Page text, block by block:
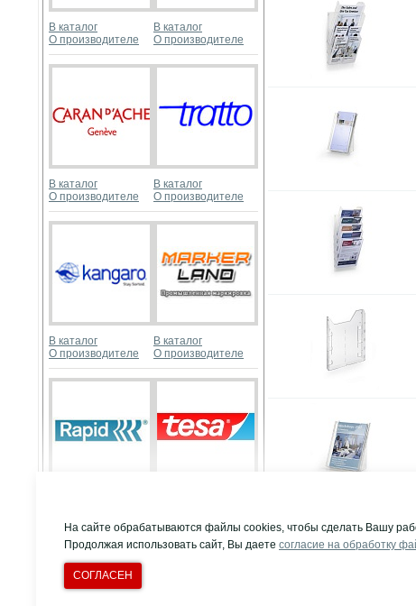
В каталог
О производителе
В каталог
О производителе
В каталог
О производителе
В каталог
О производителе
В каталог
О производителе
В каталог
О производителе
На сайте обрабатываются файлы cookies, чтобы сделать Вашу
Продолжая использовать сайт, Вы даете согласие на обработку
СОГЛАСЕН